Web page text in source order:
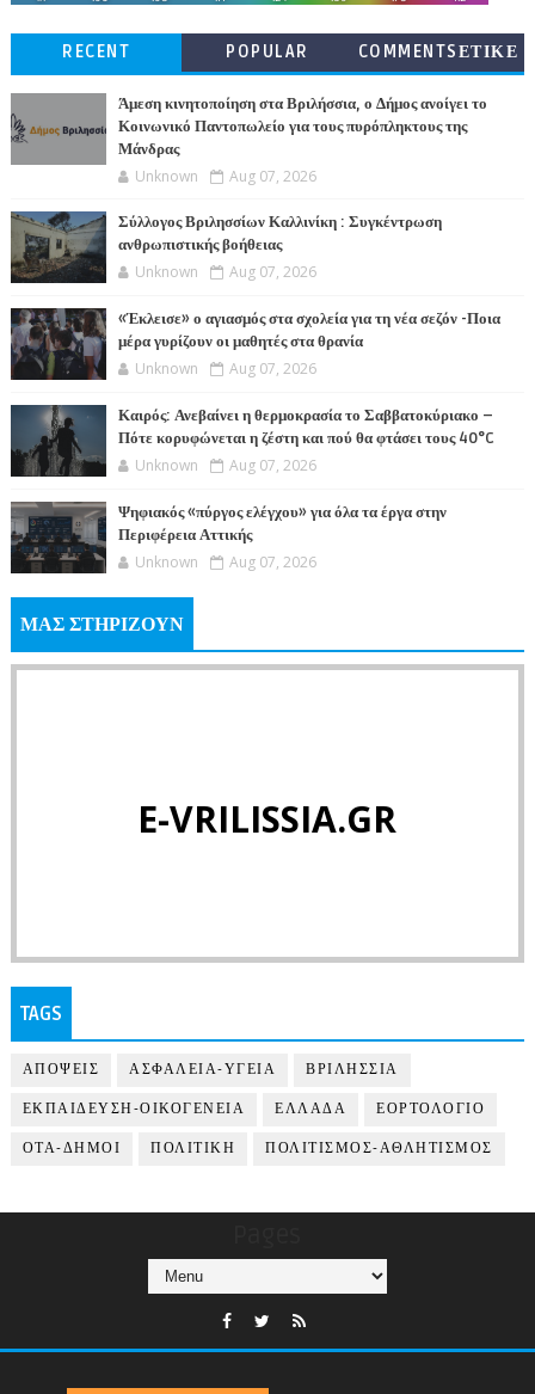
RECENT POPULAR
COMMENTSΕΤΙΚΕ
Άμεση κινητοποίηση στα Βριλήσσια, ο Δήμος ανοίγει το
Κοινωνικό Παντοπωλείο για τους πυρόπληκτους της
Μάνδρας
Unknown Aug 07, 2026
Σύλλογος Βριλησσίων Καλλινίκη : Συγκέντρωση
ανθρωπιστικής βοήθειας
Unknown Aug 07, 2026
«Έκλεισε» ο αγιασμός στα σχολεία για τη νέα σεζόν -Ποια
μέρα γυρίζουν οι μαθητές στα θρανία
Unknown Aug 07, 2026
Καιρός: Ανεβαίνει η θερμοκρασία το Σαββατοκύριακο –
Πότε κορυφώνεται η ζέστη και πού θα φτάσει τους 40°C
Unknown Aug 07, 2026
Ψηφιακός «πύργος ελέγχου» για όλα τα έργα στην
Περιφέρεια Αττικής
Unknown Aug 07, 2026
ΜΑΣ ΣΤΗΡΙΖΟΥΝ
E-VRILISSIA.GR
TAGS
ΑΠΟΨΕΙΣ ΑΣΦΑΛΕΙΑ-ΥΓΕΙΑ ΒΡΙΛΗΣΣΙΑ
ΕΚΠΑΙΔΕΥΣΗ-ΟΙΚΟΓΕΝΕΙΑ ΕΛΛΑΔΑ ΕΟΡΤΟΛΟΓΙΟ
ΟΤΑ-ΔΗΜΟΙ ΠΟΛΙΤΙΚΗ ΠΟΛΙΤΙΣΜΟΣ-ΑΘΛΗΤΙΣΜΟΣ